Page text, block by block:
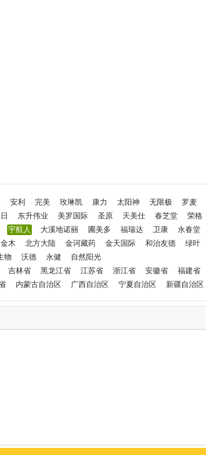
安利 完美 玫琳凯 康力 太阳神 无限极 罗麦
东升伟业 美罗国际 圣原 天美仕 春芝堂 荣格
宇航人 大溪地诺丽 圃美多 福瑞达 卫康 永春堂
金木 北方大陆 金诃藏药 金天国际 和治友德 绿叶
物 沃德 永健
自然阳光
吉林省 黑龙江省 江苏省 浙江省 安徽省 福建省
内蒙古自治区 广西自治区 宁夏自治区 新疆自治区